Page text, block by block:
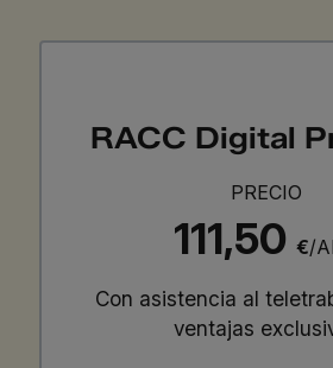
RACC Digital
PRECIO
111,50 €/
Con asistencia al
ventajas